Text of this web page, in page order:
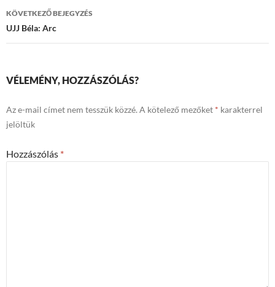
KÖVETKEZŐ BEJEGYZÉS
UJJ Béla: Arc
VÉLEMÉNY, HOZZÁSZÓLÁS?
Az e-mail címet nem tesszük közzé. A kötelező mezőket * karakterrel
jelöltük
Hozzászólás *